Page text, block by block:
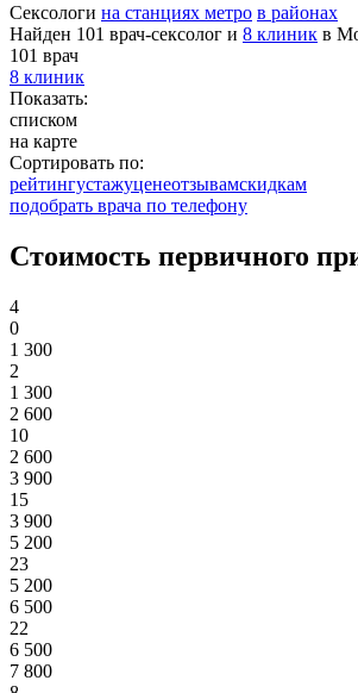
Сексологи на станциях метро в районах
Найден 101 врач-сексолог и 8 клиник в
101 врач
8 клиник
Показать:
списком
на карте
Сортировать по:
рейтингустажуценеотзывамcкидкам
подобрать врача по телефону
Стоимость первичного
4
0
1 300
2
1 300
2 600
10
2 600
3 900
15
3 900
5 200
23
5 200
6 500
22
6 500
7 800